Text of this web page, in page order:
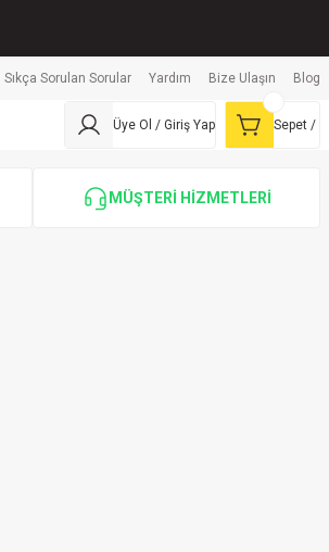
Sıkça Sorulan Sorular Yardım Bize Ulaşın Blog
Üye Ol / Giriş Yap Sepet /
MÜŞTERİ HİZMETLERİ